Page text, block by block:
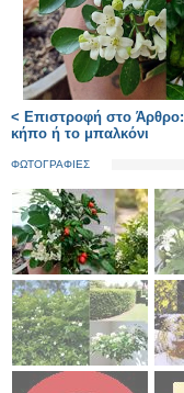
< Επιστροφή στο
κήπο ή το μπαλκόνι
ΦΩΤΟΓΡΑΦΙΕΣ